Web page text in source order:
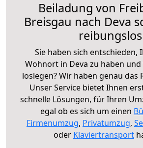
Beiladung von
Breisgau nach Deva
reibungslos
Sie haben sich entschieden,
Wohnort in Deva zu haben
loslegen? Wir haben genau das
Unser Service bietet Ihnen
schnelle Lösungen, für Ihren
egal ob es sich um einen
Firmenumzug, Privatumzug,
oder Klaviertransport